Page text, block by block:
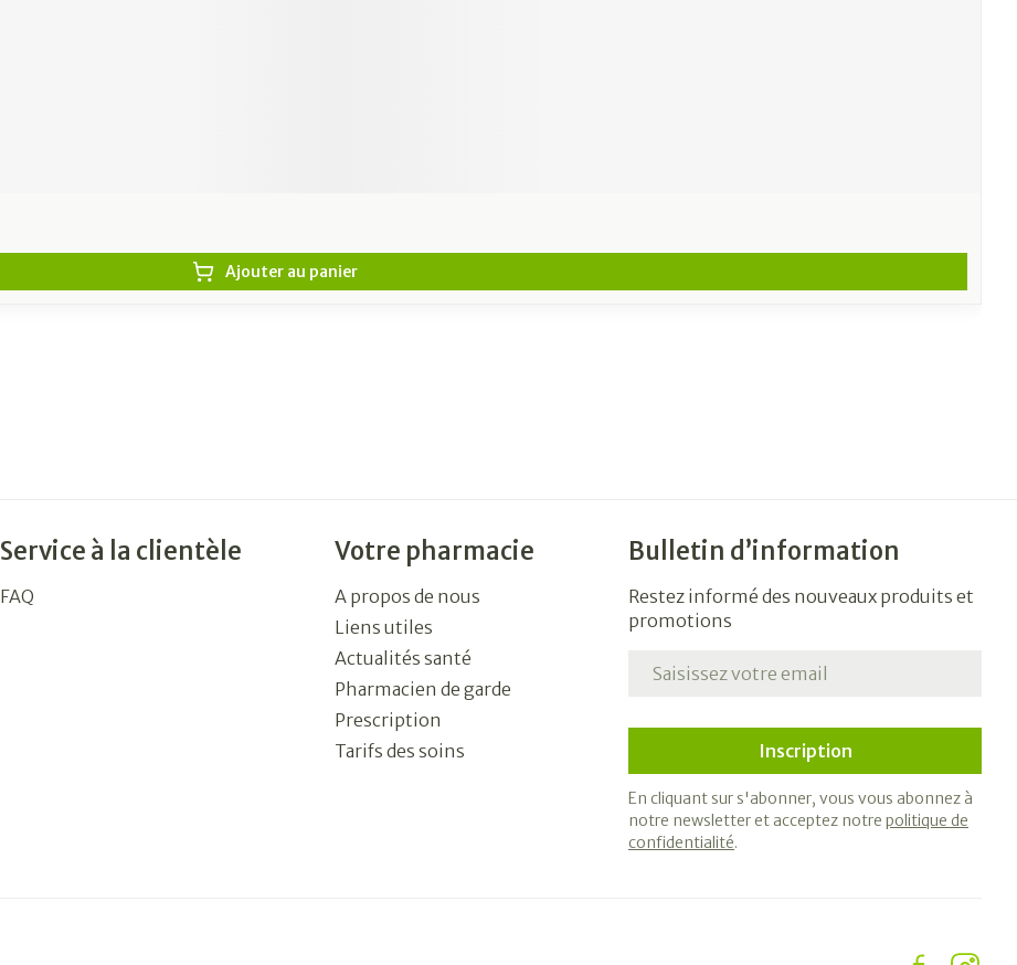
Ajouter au panier
Service à la clientèle
FAQ
Votre pharmacie
A propos de nous
Liens utiles
Actualités santé
Pharmacien de garde
Prescription
Tarifs des soins
Bulletin d’information
Restez informé des nouveaux produits et
promotions
Adresse mail
Inscription
En cliquant sur s'abonner, vous vous abonnez à
notre newsletter et acceptez notrepolitique de
confidentialité.